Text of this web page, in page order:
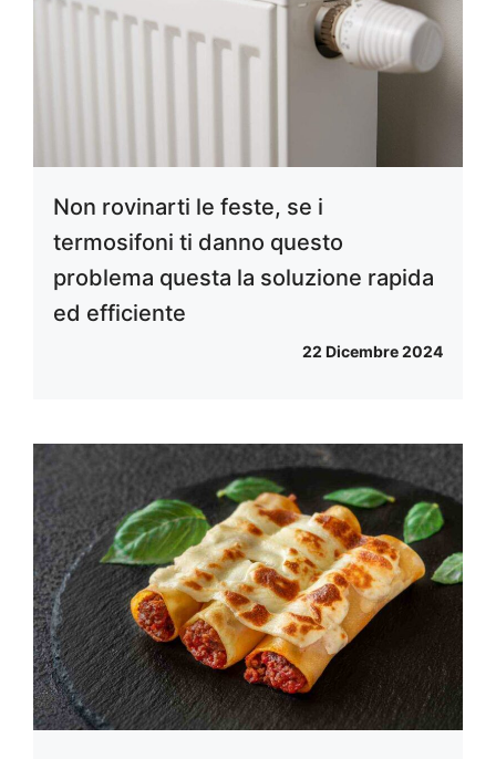
Non rovinarti le feste, se i
termosifoni ti danno questo
problema questa la soluzione rapida
ed efficiente
22 Dicembre 2024